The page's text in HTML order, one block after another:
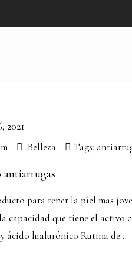
2021
Belleza Tags:
para tener la piel más
capacidad que tiene el
ácido hialurónico Rutina de...